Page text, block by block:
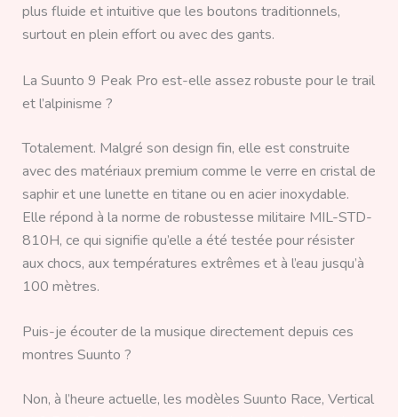
plus fluide et intuitive que les boutons traditionnels,
surtout en plein effort ou avec des gants.
La Suunto 9 Peak Pro est-elle assez robuste pour le trail
et l’alpinisme ?
Totalement. Malgré son design fin, elle est construite
avec des matériaux premium comme le verre en cristal de
saphir et une lunette en titane ou en acier inoxydable.
Elle répond à la norme de robustesse militaire MIL-STD-
810H, ce qui signifie qu’elle a été testée pour résister
aux chocs, aux températures extrêmes et à l’eau jusqu’à
100 mètres.
Puis-je écouter de la musique directement depuis ces
montres Suunto ?
Non, à l’heure actuelle, les modèles Suunto Race, Vertical